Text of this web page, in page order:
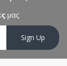
μας
Sign Up